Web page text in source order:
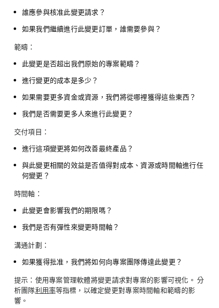
誰應參與核准此變更請求？
如果我們繼續進行此變更訂單，誰需要參與？
範疇：
此變更是否超出我們原始的專案範疇？
進行變更的成本是多少？
如果需要更多資金或資源，我們將從哪裡獲得這些東西？
我們是否需要更多人來進行此變更？
交付項目：
進行這項變更將如何改善最終產品？
與此變更相關的效益是否值得對成本、資源或時間軸進行任
何變更？
時間軸：
此變更會影響我們的期限嗎？
我們是否有彈性來變更時間軸？
溝通計劃：
如果獲得批准，我們將如何向專案團隊傳達此變更？
提示： 使用專案管理軟體將變更請求對專案的影響可視化。 分
析團隊利用率等指標，以確定變更對專案時間軸和範疇的影
響。